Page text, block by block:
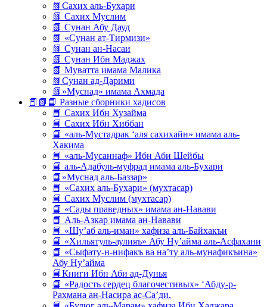
📗Сахих аль-Бухари
📗 Сахих Муслим
📗 Сунан Абу Дауд
📗 «Сунан ат-Тирмизи»
📗 Сунан ан-Насаи
📗 Сунан Ибн Маджах
📗 Муватта имама Малика
📗Сунан ад-Дарими
📗»Муснад» имама Ахмада
📕📗📘 Разные сборники хадисов
📘 Сахих Ибн Хузайма
📘 Сахих Ибн Хиббан
📘 «аль-Мустадрак ‘аля сахихайн» имама аль-
Хакима
📘 «аль-Мусаннаф» Ибн Аби Шейбы
📘 аль-Адабуль-муфрад имама аль-Бухари
📘»Муснад аль-Баззар»
📘 «Сахих аль-Бухари» (мухтасар)
📘 Сахих Муслим (мухтасар)
📘 «Сады праведных» имама ан-Навави
📘 Аль-Азкар имама ан-Навави
📘 «Шу’аб аль-иман» хафиза аль-Байхакъи
📘 «Хильятуль-аулияъ» Абу Ну’айма аль-Асфахани
📘 «Сыфату-н-нифакъ ва на’ту аль-мунафикъина»
Абу Ну’айма
📘Книги Ибн Аби ад-Дунья
📘 «Радость сердец благочестивых» ‘Абду-р-
Рахмана ан-Насира ас-Са’ди.